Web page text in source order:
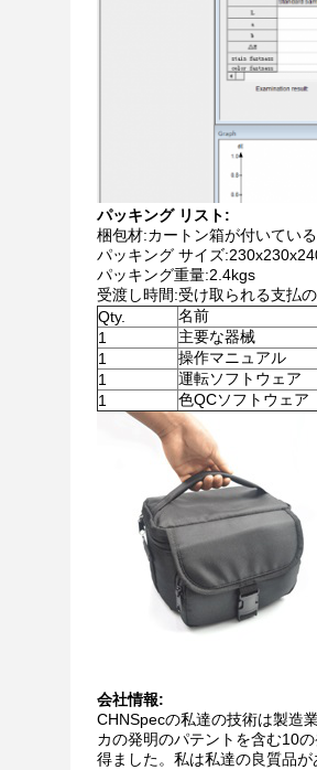
パッキング リスト:
梱包材:カートン箱が付いてい
パッキング サイズ
パッキング重量:2.4kgs
受渡し時間:受け取られる支払の
Qty.
名前
1
主要な器械
1
操作マニュアル
1
運転ソフトウェア
1
色QCソフトウェア
会社情報:
CHNSpecの私達の技術は製造
カの発明のパテントを含む10
得ました。私は私達の良質品